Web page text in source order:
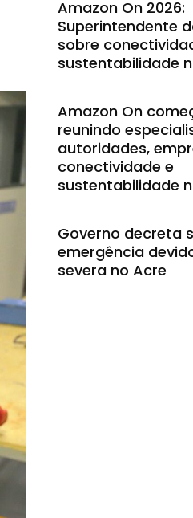
Amazon On 2026:
Superintendente
sobre
sustentabilidade
Amazon On
reunindo
autoridades,
conectividade e
sustentabilidade
Governo decreta
emergência
severa no Acre